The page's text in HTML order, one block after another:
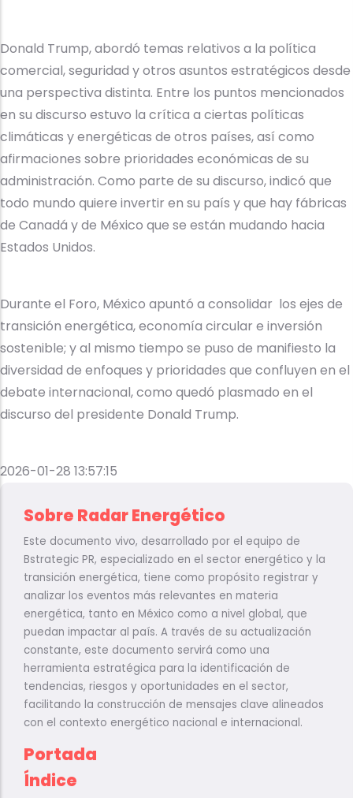
Donald Trump, abordó temas relativos a la política
comercial, seguridad y otros asuntos estratégicos desde
una perspectiva distinta. Entre los puntos mencionados
en su discurso estuvo la crítica a ciertas políticas
climáticas y energéticas de otros países, así como
afirmaciones sobre prioridades económicas de su
administración. Como parte de su discurso, indicó que
todo mundo quiere invertir en su país y que hay fábricas
de Canadá y de México que se están mudando hacia
Estados Unidos.
Durante el Foro, México apuntó a consolidar los ejes de
transición energética, economía circular e inversión
sostenible; y al mismo tiempo se puso de manifiesto la
diversidad de enfoques y prioridades que confluyen en el
debate internacional, como quedó plasmado en el
discurso del presidente Donald Trump.
2026-01-28 13:57:15
Sobre Radar Energético
Este documento vivo, desarrollado por el equipo de
Bstrategic PR, especializado en el sector energético y la
transición energética, tiene como propósito registrar y
analizar los eventos más relevantes en materia
energética, tanto en México como a nivel global, que
puedan impactar al país. A través de su actualización
constante, este documento servirá como una
herramienta estratégica para la identificación de
tendencias, riesgos y oportunidades en el sector,
facilitando la construcción de mensajes clave alineados
con el contexto energético nacional e internacional.
Portada
Índice